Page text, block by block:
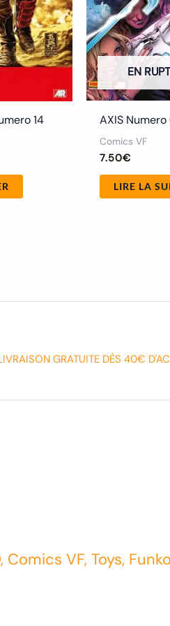
14
EN
AXIS
Comics VF
7.50€
LIRE LA
GRATUITE DÈS 40€
VF, Toys,